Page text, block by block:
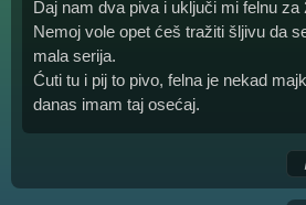
Daj nam dva piva i uključi mi felnu za
Nemoj vole opet ćeš tražiti šljivu da
mala serija.
Ćuti tu i pij to pivo, felna je nekad
danas imam taj osećaj.